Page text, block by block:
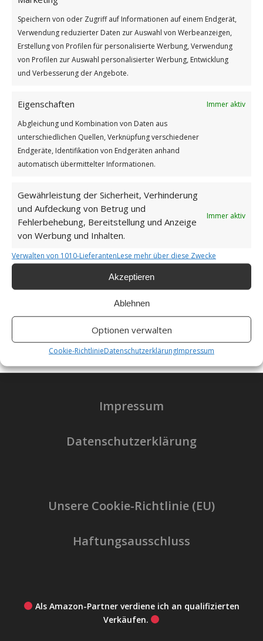
Speichern von oder Zugriff auf Informationen auf einem Endgerät,
Verwendung reduzierter Daten zur Auswahl von Werbeanzeigen,
Erstellung von Profilen für personalisierte Werbung, Verwendung
von Profilen zur Auswahl personalisierter Werbung, Entwicklung
und Verbesserung der Angebote.
Eigenschaften
Immer aktiv
Abgleichung und Kombination von Daten aus
unterschiedlichen Quellen, Verknüpfung verschiedener
Endgeräte, Identifikation von Endgeräten anhand
automatisch übermittelter Informationen.
Gewährleistung der Sicherheit, Verhinderung
und Aufdeckung von Betrug und
Fehlerbehebung, Bereitstellung und Anzeige
von Werbung und Inhalten.
Immer aktiv
Verwalten von 1010-LieferantenLese mehr über diese Zwecke
Akzeptieren
Ablehnen
Optionen verwalten
Cookie-RichtlinieDatenschutzerklärungImpressum
Adoptiere-eine-Katze-Tag
TIERWELT ,WICHTEL-NEWS
Weiterlesen
2. MÄRZ 2026 / 0 KOMMENTARE / VONBETTINA
Impressum
Datenschutzerklärung
Unsere Cookie-Richtlinie (EU)
Haftungsausschluss
Als Amazon-Partner verdiene ich an qualifizierten
Verkäufen.